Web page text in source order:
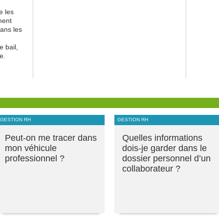
les
les
bail,
GESTION RH
Peut-on me tracer dans
mon véhicule
professionnel ?
GESTION RH
Quelles informations
dois-je garder dans le
dossier personnel d’un
collaborateur ?